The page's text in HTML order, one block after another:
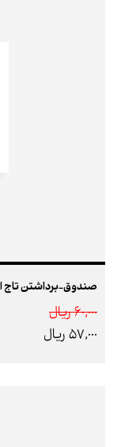
صندوق-برداشتن تاج
60,000 ريال
57,000 ريال